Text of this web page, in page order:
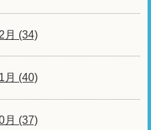
月 (34)
月 (40)
月 (37)